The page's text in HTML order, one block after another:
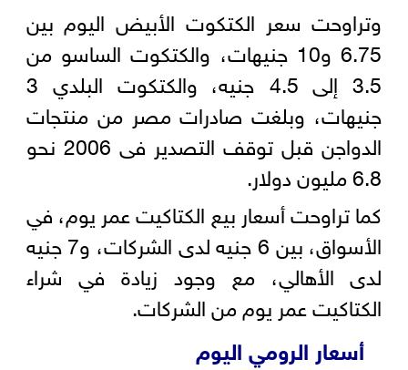
وتراوحت سعر الكتكوت الأبيض اليوم بين
6.75 و10 جنيهات، والكتكوت الساسو من
3.5 إلى 4.5 جنيه، والكتكوت البلدي 3
جنيهات، وبلغت صادرات مصر من منتجات
الدواجن قبل توقف التصدير فى 2006 نحو
6.8 مليون دولار.
كما تراوحت أسعار بيع الكتاكيت عمر يوم، في
الأسواق، بين 6 جنيه لدى الشركات، و7 جنيه
لدى الأهالي، مع وجود زيادة في شراء
الكتاكيت عمر يوم من الشركات.
أسعار الرومي اليوم